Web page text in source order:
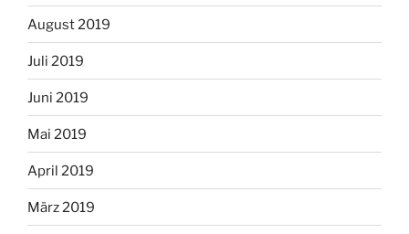
August 2019
Juli 2019
Juni 2019
Mai 2019
April 2019
März 2019